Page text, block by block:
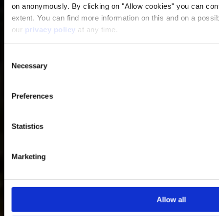
on anonymously. By clicking on "Allow cookies" you can
extent. You can find more information on this and on a
our privacy policy at any time.
Selection
Necessary
Preferences
Statistics
Marketing
Allow all